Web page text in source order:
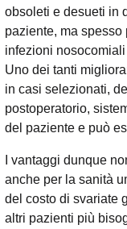
obsoleti e desueti in
paziente, ma
infezioni
Uno dei tanti
in casi selezionati,
postoperatorio,
del paziente e può
I vantaggi dunque
anche per la sanità
del costo di svariate
altri pazienti più